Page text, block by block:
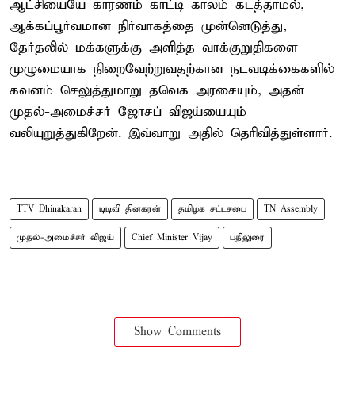
ஆட்சியையே காரணம் காட்டி காலம் கடத்தாமல்,
ஆக்கப்பூர்வமான நிர்வாகத்தை முன்னெடுத்து,
தேர்தலில் மக்களுக்கு அளித்த வாக்குறுதிகளை
முழுமையாக நிறைவேற்றுவதற்கான நடவடிக்கைகளில்
கவனம் செலுத்துமாறு தவெக அரசையும், அதன்
முதல்-அமைச்சர் ஜோசப் விஜய்யையும்
வலியுறுத்துகிறேன். இவ்வாறு அதில் தெரிவித்துள்ளார்.
TTV Dhinakaran டிடிவி தினகரன் தமிழக சட்டசபை TN Assembly
முதல்-அமைச்சர் விஜய் Chief Minister Vijay பதிலுரை
Show Comments